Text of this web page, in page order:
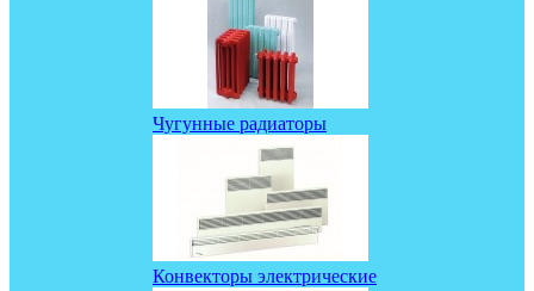
Чугунные радиаторы
Конвекторы электрические